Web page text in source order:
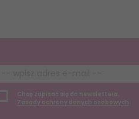
Chcę zapisać się do newslettera.
Zasady ochrony danych osobowych